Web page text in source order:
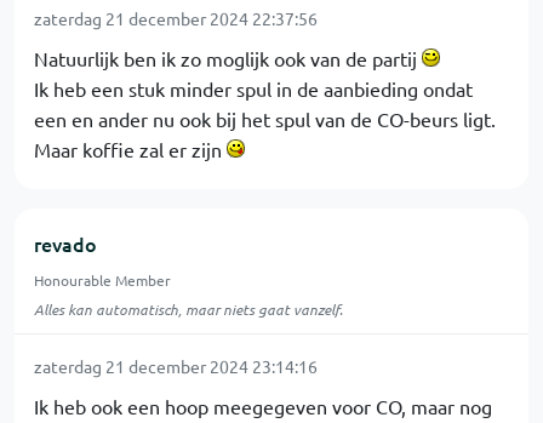
zaterdag 21 december 2024 22:37:56
Natuurlijk ben ik zo moglijk ook van de partij
Ik heb een stuk minder spul in de aanbieding ondat
een en ander nu ook bij het spul van de CO-beurs ligt.
Maar koffie zal er zijn
revado
Honourable Member
Alles kan automatisch, maar niets gaat vanzelf.
zaterdag 21 december 2024 23:14:16
Ik heb ook een hoop meegegeven voor CO, maar nog